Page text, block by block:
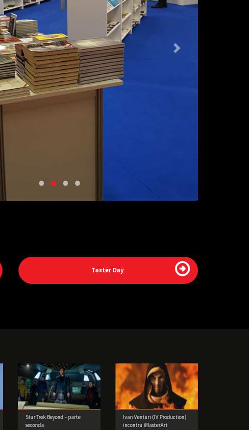
Taster Day
Star Trek Beyond – parte
seconda
Ivan Venturi (IV Production)
incontra iMasterArt